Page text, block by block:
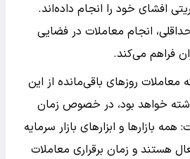
افشای خود را انجام داده‌اند.
انجام معاملات در فضایی
فراهم می‌‌کند.
روزهای باقی‌مانده از این
خواهد بود، در خصوص زمان
بازارها و ابزارهای بازار سرمایه
هستند و زمان برقراری معاملات